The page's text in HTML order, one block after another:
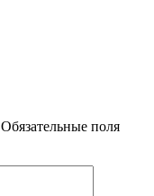
Обязательные поля